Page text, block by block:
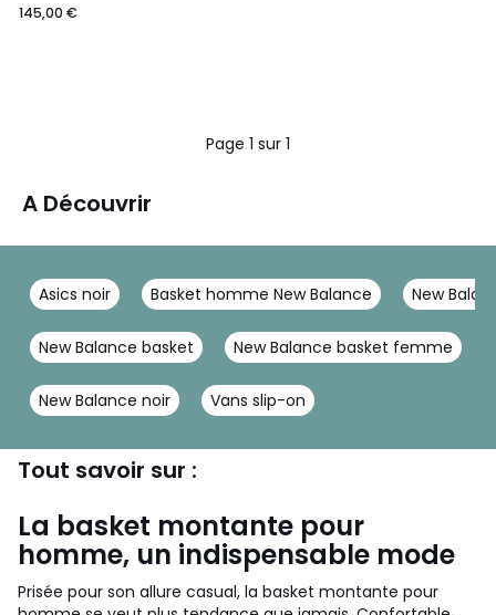
145,00 €
Page 1 sur 1
A Découvrir
Asics noir Basket homme New Balance New
New Balance basket New Balance basket femme
New Balance noir Vans slip-on
Tout savoir sur :
La basket montante pour
homme, un indispensable mode
Prisée pour son allure casual, la basket montante pour